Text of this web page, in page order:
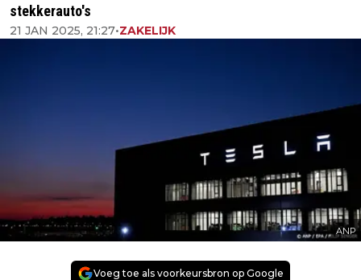
stekkerauto's
21 JAN 2025, 21:27•ZAKELIJK
ANP
Voeg toe als voorkeursbron op Google